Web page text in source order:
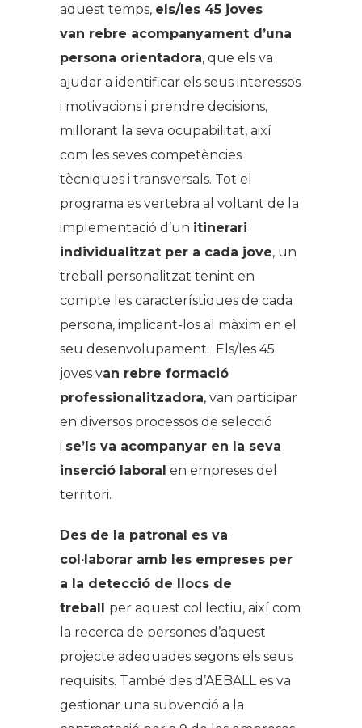
aquest temps, els/les 45 joves
van rebre acompanyament d’una
persona orientadora, que els va
ajudar a identificar els seus interessos
i motivacions i prendre decisions,
millorant la seva ocupabilitat, així
com les seves competències
tècniques i transversals. Tot el
programa es vertebra al voltant de la
implementació d’un itinerari
individualitzat per a cada jove, un
treball personalitzat tenint en
compte les característiques de cada
persona, implicant-los al màxim en el
seu desenvolupament. Els/les 45
joves van rebre formació
professionalitzadora, van participar
en diversos processos de selecció
i se’ls va acompanyar en la seva
inserció laboral en empreses del
territori.
Des de la patronal es va
col·laborar amb les empreses per
a la detecció de llocs de
treball per aquest col·lectiu, així com
la recerca de persones d’aquest
projecte adequades segons els seus
requisits. També des d’AEBALL es va
gestionar una subvenció a la